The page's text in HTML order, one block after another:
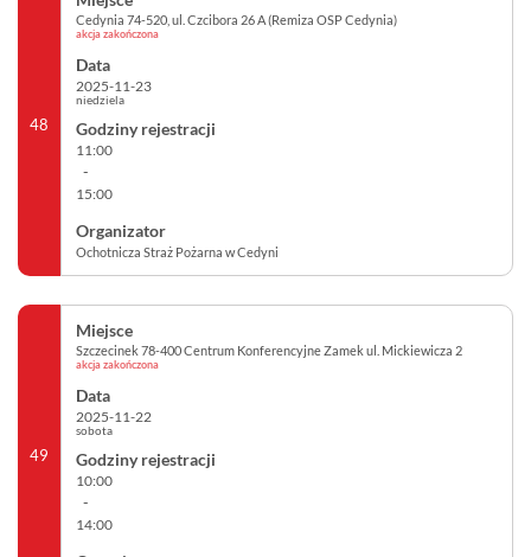
48
Cedynia 74-520, ul. Czcibora 26 A (Remiza OSP Cedynia)
akcja zakończona
2025-11-23
niedziela
11:00
-
15:00
Ochotnicza Straż Pożarna w Cedyni
49
Szczecinek 78-400 Centrum Konferencyjne Zamek ul. Mickiewicza 2
akcja zakończona
2025-11-22
sobota
10:00
-
14:00